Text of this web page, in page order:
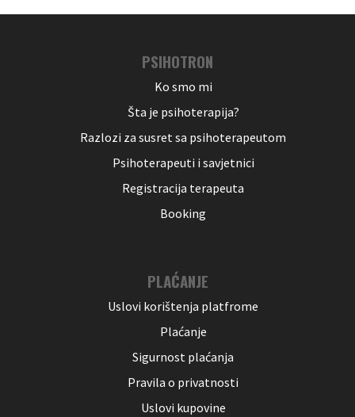
PSIHOTRON
Ko smo mi
Šta je psihoterapija?
Razlozi za susret sa psihoterapeutom
Psihoterapeuti i savjetnici
Registracija terapeuta
Booking
PLAĆANJE
Uslovi korištenja platfrome
Plaćanje
Sigurnost plaćanja
Pravila o privatnosti
Uslovi kupovine